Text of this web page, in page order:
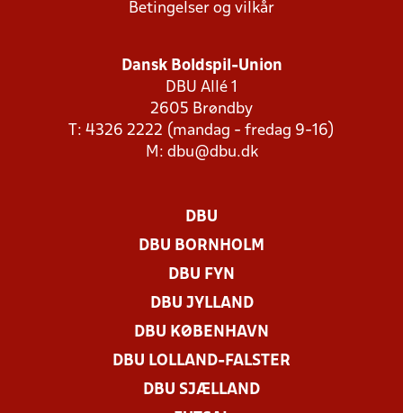
Betingelser og vilkår
Dansk Boldspil-Union
DBU Allé 1
2605 Brøndby
T: 4326 2222 (mandag - fredag 9-16)
M: dbu@dbu.dk
DBU
DBU BORNHOLM
DBU FYN
DBU JYLLAND
DBU KØBENHAVN
DBU LOLLAND-FALSTER
DBU SJÆLLAND